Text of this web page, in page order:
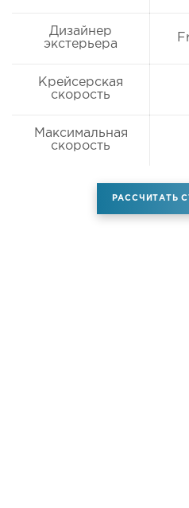
Дизайнер
экстерьера
Крейсерская
скорость
Максимальная
скорость
РАССЧИТАТЬ